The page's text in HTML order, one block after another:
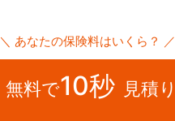
＼ あなたの保険料はいくら？ ／
無料で10秒 見積り